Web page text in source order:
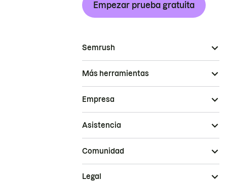
Empezar prueba gratuita
Semrush
Más herramientas
Empresa
Asistencia
Comunidad
Legal